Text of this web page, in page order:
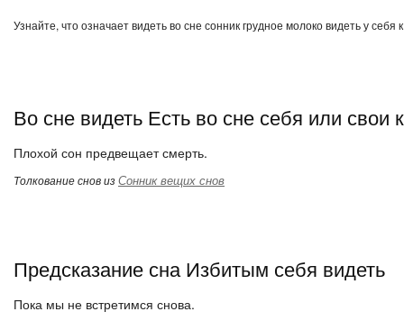
Узнайте, что означает видеть во сне сонник грудное молоко видеть у
Во сне видеть Есть во сне себя или свои
Плохой сон предвещает смерть.
Толкование снов изСонник вещих снов
Предсказание сна Избитым себя видеть
Пока мы не встретимся снова.